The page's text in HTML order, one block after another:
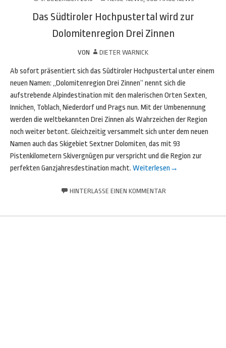
Das Südtiroler Hochpustertal wird zur
Dolomitenregion Drei Zinnen
VON DIETER WARNICK
Ab sofort präsentiert sich das Südtiroler Hochpustertal unter einem
neuen Namen: „Dolomitenregion Drei Zinnen“ nennt sich die
aufstrebende Alpindestination mit den malerischen Orten Sexten,
Innichen, Toblach, Niederdorf und Prags nun. Mit der Umbenennung
werden die weltbekannten Drei Zinnen als Wahrzeichen der Region
noch weiter betont. Gleichzeitig versammelt sich unter dem neuen
Namen auch das Skigebiet Sextner Dolomiten, das mit 93
Pistenkilometern Skivergnügen pur verspricht und die Region zur
perfekten Ganzjahresdestination macht. Weiterlesen →
HINTERLASSE EINEN KOMMENTAR